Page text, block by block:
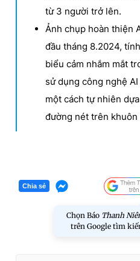
từ 3 người trở lên.
Ảnh chụp hoàn thiện
đầu tháng 8.2024,
biểu cảm nhắm mắt
sử dụng công nghệ
một cách tự nhiên
đường nét trên khuôn
Chia sẻ
Chọn Báo Thanh
trên Google tìm